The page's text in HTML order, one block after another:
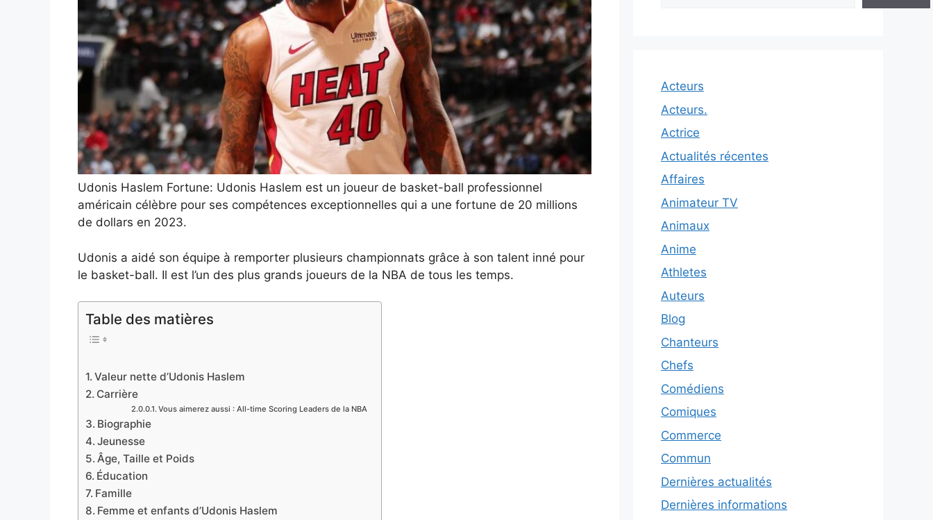
Udonis Haslem Fortune: Udonis Haslem est un joueur de basket-ball professionnel
américain célèbre pour ses compétences exceptionnelles qui a une fortune de 20 millions
de dollars en 2023.
Udonis a aidé son équipe à remporter plusieurs championnats grâce à son talent inné pour
le basket-ball. Il est l’un des plus grands joueurs de la NBA de tous les temps.
Table des matières
Valeur nette d’Udonis Haslem
Carrière
Vous aimerez aussi : All-time Scoring Leaders de la NBA
Biographie
Jeunesse
Âge, Taille et Poids
Éducation
Famille
Femme et enfants d’Udonis Haslem
Acteurs
Acteurs.
Actrice
Actualités récentes
Affaires
Animateur TV
Animaux
Anime
Athletes
Auteurs
Blog
Chanteurs
Chefs
Comédiens
Comiques
Commerce
Commun
Dernières actualités
Dernières informations